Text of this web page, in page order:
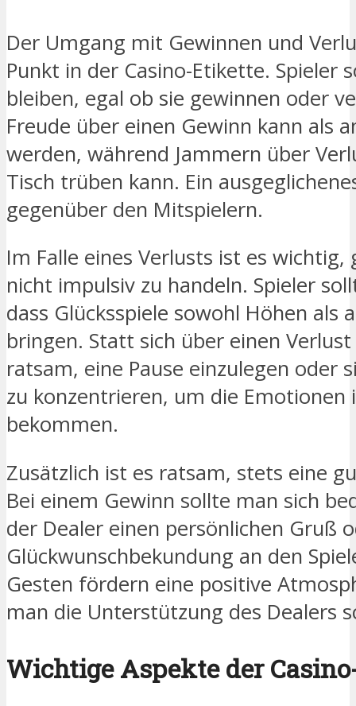
Der Umgang mit Gewinnen und
Punkt in der Casino-Etikette. Spieler
bleiben, egal ob sie gewinnen oder
Freude über einen Gewinn kann als
werden, während Jammern über
Tisch trüben kann. Ein
gegenüber den Mitspielern.
Im Falle eines Verlusts ist es wichtig,
nicht impulsiv zu handeln. Spieler
dass Glücksspiele sowohl Höhen als
bringen. Statt sich über einen
ratsam, eine Pause einzulegen oder
zu konzentrieren, um die Emotionen
bekommen.
Zusätzlich ist es ratsam, stets eine
Bei einem Gewinn sollte man sich
der Dealer einen persönlichen Gruß
Glückwunschbekundung an den
Gesten fördern eine positive
man die Unterstützung des Dealers
Wichtige Aspekte der